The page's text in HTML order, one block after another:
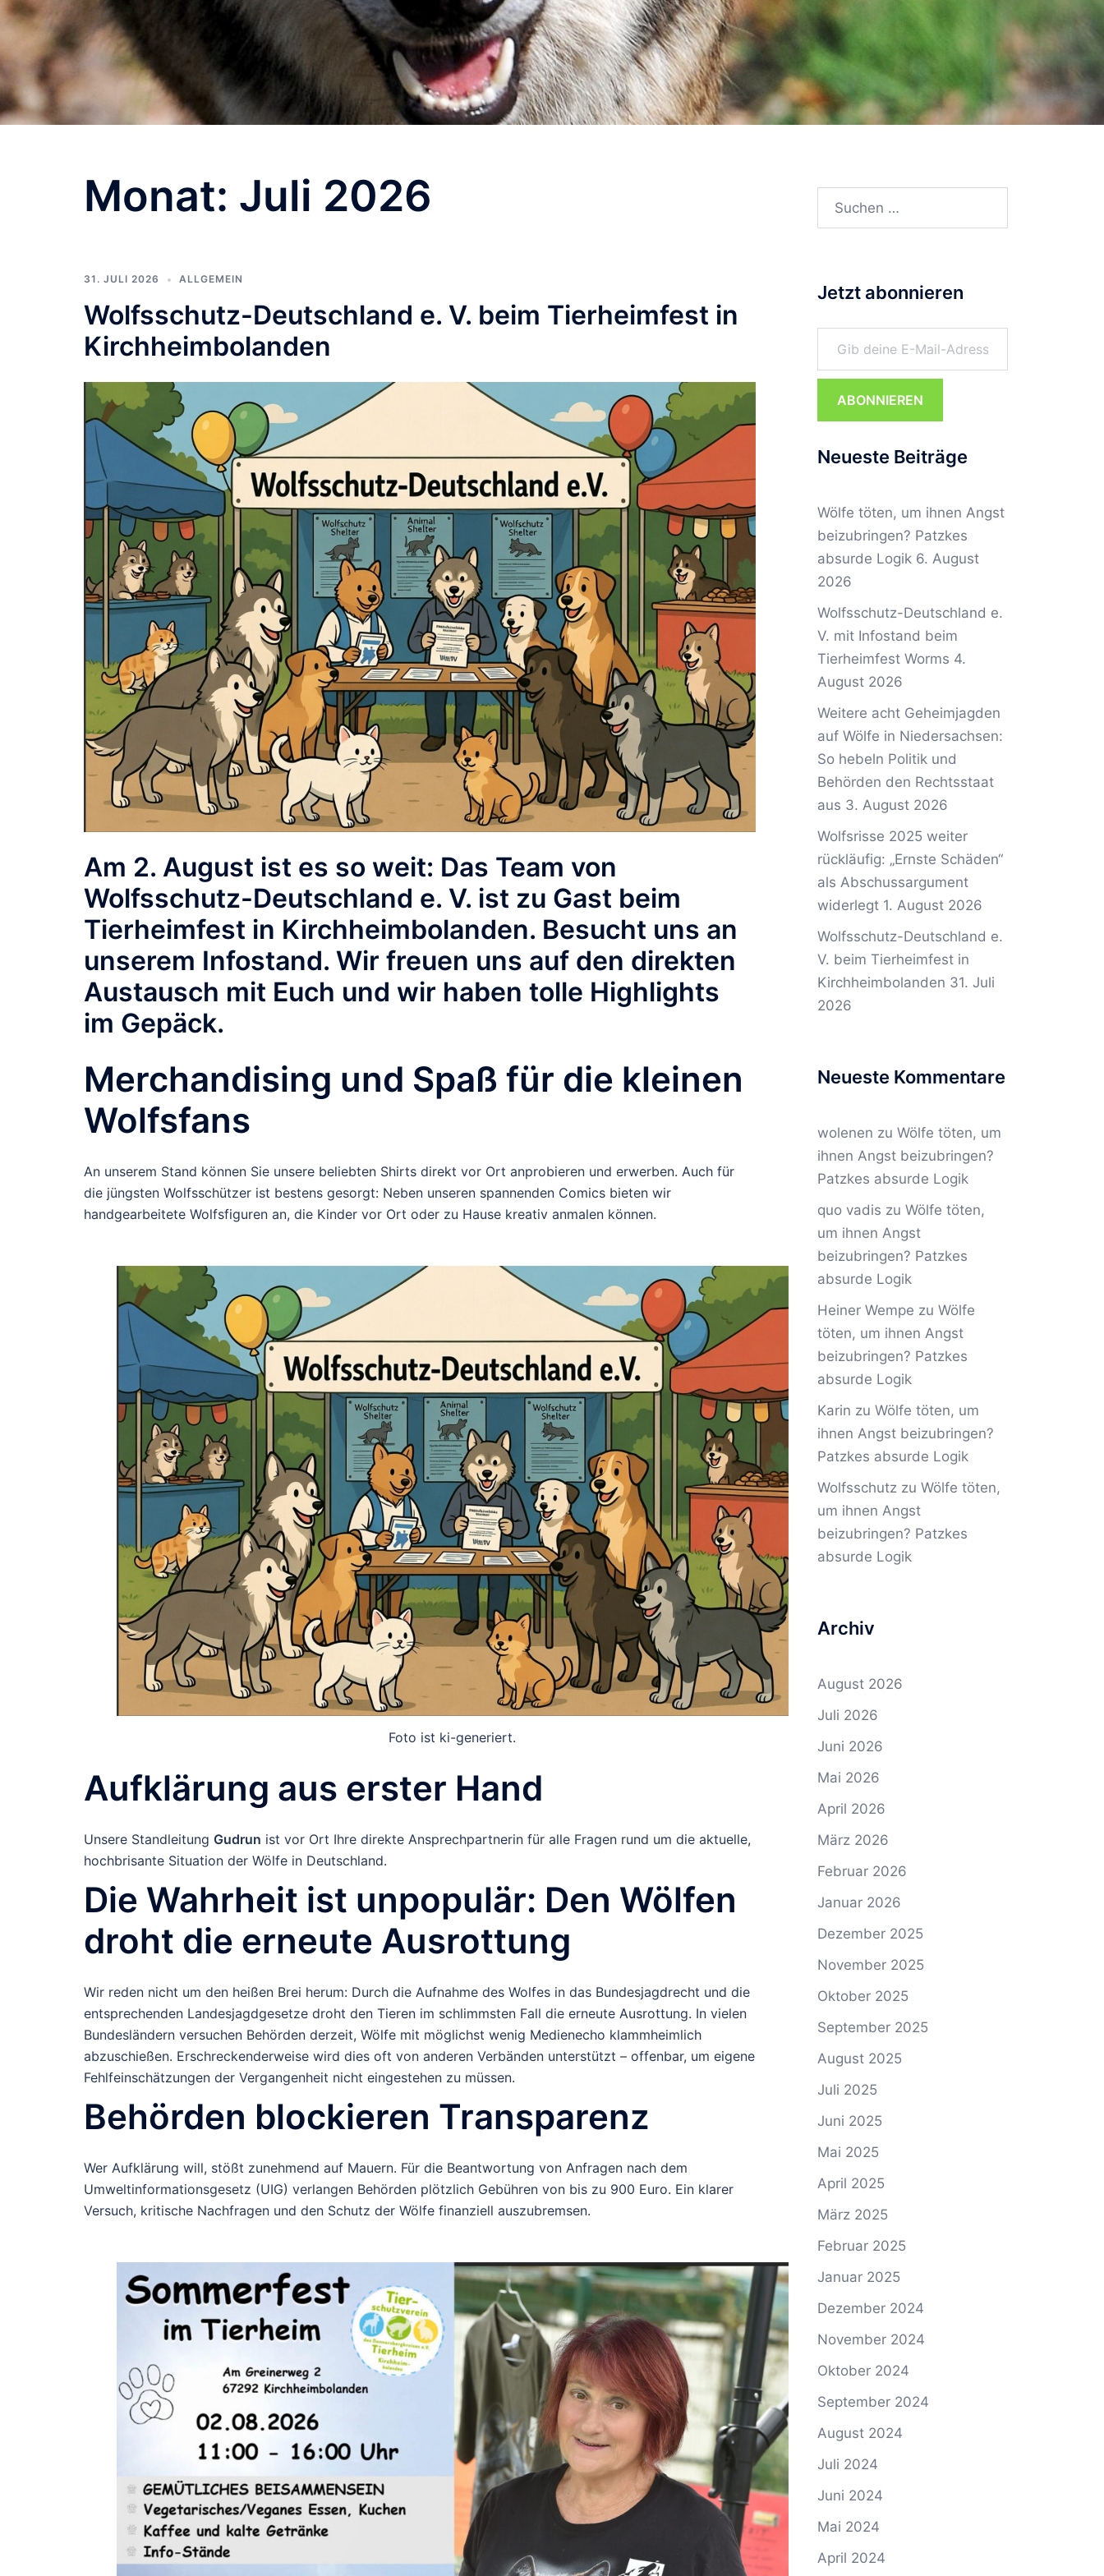
Monat: Juli 2026
31. JULI 2026 ALLGEMEIN
Wolfsschutz-Deutschland e. V. beim Tierheimfest in
Kirchheimbolanden
Am 2. August ist es so weit: Das Team von
Wolfsschutz-Deutschland e. V. ist zu Gast beim
Tierheimfest in Kirchheimbolanden. Besucht uns an
unserem Infostand. Wir freuen uns auf den direkten
Austausch mit Euch und wir haben tolle Highlights
im Gepäck.
Merchandising und Spaß für die kleinen
Wolfsfans
An unserem Stand können Sie unsere beliebten Shirts direkt vor Ort anprobieren und erwerben. Auch für
die jüngsten Wolfsschützer ist bestens gesorgt: Neben unseren spannenden Comics bieten wir
handgearbeitete Wolfsfiguren an, die Kinder vor Ort oder zu Hause kreativ anmalen können.
Foto ist ki-generiert.
Aufklärung aus erster Hand
Unsere Standleitung Gudrun ist vor Ort Ihre direkte Ansprechpartnerin für alle Fragen rund um die aktuelle,
hochbrisante Situation der Wölfe in Deutschland.
Die Wahrheit ist unpopulär: Den Wölfen
droht die erneute Ausrottung
Wir reden nicht um den heißen Brei herum: Durch die Aufnahme des Wolfes in das Bundesjagdrecht und die
entsprechenden Landesjagdgesetze droht den Tieren im schlimmsten Fall die erneute Ausrottung. In vielen
Bundesländern versuchen Behörden derzeit, Wölfe mit möglichst wenig Medienecho klammheimlich
abzuschießen. Erschreckenderweise wird dies oft von anderen Verbänden unterstützt – offenbar, um eigene
Fehlfeinschätzungen der Vergangenheit nicht eingestehen zu müssen.
Behörden blockieren Transparenz
Wer Aufklärung will, stößt zunehmend auf Mauern. Für die Beantwortung von Anfragen nach dem
Umweltinformationsgesetz (UIG) verlangen Behörden plötzlich Gebühren von bis zu 900 Euro. Ein klarer
Versuch, kritische Nachfragen und den Schutz der Wölfe finanziell auszubremsen.
Suchen
Jetzt abonnieren
Gib deine E-Mail-Adresse ein ...
ABONNIEREN
Neueste Beiträge
Wölfe töten, um ihnen Angst
beizubringen? Patzkes
absurde Logik 6. August
2026
Wolfsschutz-Deutschland e.
V. mit Infostand beim
Tierheimfest Worms 4.
August 2026
Weitere acht Geheimjagden
auf Wölfe in Niedersachsen:
So hebeln Politik und
Behörden den Rechtsstaat
aus 3. August 2026
Wolfsrisse 2025 weiter
rückläufig: „Ernste Schäden“
als Abschussargument
widerlegt 1. August 2026
Wolfsschutz-Deutschland e.
V. beim Tierheimfest in
Kirchheimbolanden 31. Juli
2026
Neueste Kommentare
wolenen zu Wölfe töten, um
ihnen Angst beizubringen?
Patzkes absurde Logik
quo vadis zu Wölfe töten,
um ihnen Angst
beizubringen? Patzkes
absurde Logik
Heiner Wempe zu Wölfe
töten, um ihnen Angst
beizubringen? Patzkes
absurde Logik
Karin zu Wölfe töten, um
ihnen Angst beizubringen?
Patzkes absurde Logik
Wolfsschutzzu Wölfe töten,
um ihnen Angst
beizubringen? Patzkes
absurde Logik
Archiv
August 2026
Juli 2026
Juni 2026
Mai 2026
April 2026
März 2026
Februar 2026
Januar 2026
Dezember 2025
November 2025
Oktober 2025
September 2025
August 2025
Juli 2025
Juni 2025
Mai 2025
April 2025
März 2025
Februar 2025
Januar 2025
Dezember 2024
November 2024
Oktober 2024
September 2024
August 2024
Juli 2024
Juni 2024
Mai 2024
April 2024